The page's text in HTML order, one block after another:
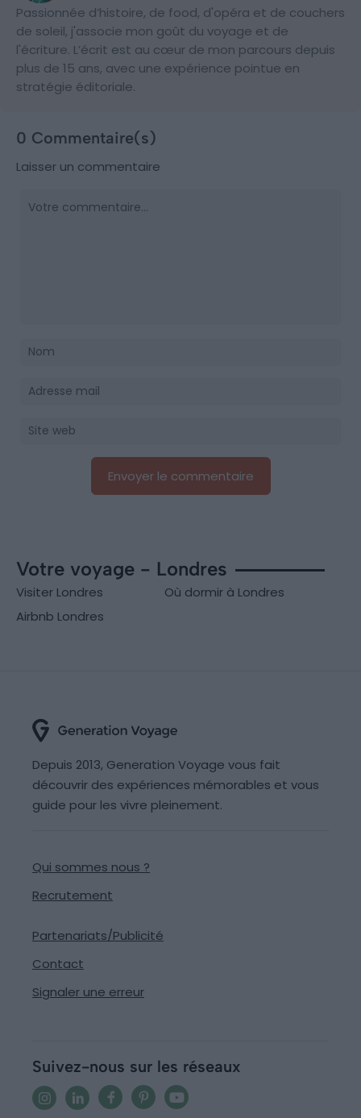
Passionnée d’histoire, de food, d'opéra et de couchers
de soleil, j'associe mon goût du voyage et de
l'écriture. L’écrit est au cœur de mon parcours depuis
plus de 15 ans, avec une expérience pointue en
stratégie éditoriale.
0 Commentaire(s)
Laisser un commentaire
Votre voyage - Londres
Visiter Londres
Où dormir à Londres
Airbnb Londres
Depuis 2013, Generation Voyage vous fait
découvrir des expériences mémorables et vous
guide pour les vivre pleinement.
Qui sommes nous ?
Recrutement
Partenariats/Publicité
Contact
Signaler une erreur
Suivez-nous sur les réseaux